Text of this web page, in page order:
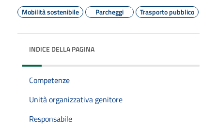
Mobilità sostenibile
Parcheggi Trasporto pubblico
INDICE DELLA PAGINA
Competenze
Unità organizzativa genitore
Responsabile